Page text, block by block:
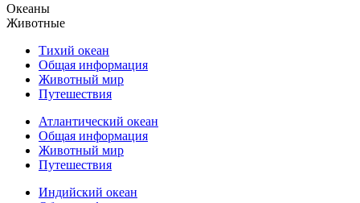
Океаны
Животные
Тихий океан
Общая информация
Животный мир
Путешествия
Атлантический океан
Общая информация
Животный мир
Путешествия
Индийский океан